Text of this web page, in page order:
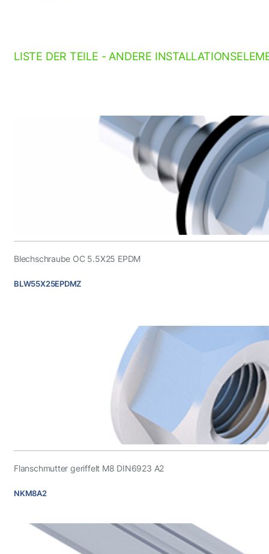
LISTE DER TEILE - ANDERE
Blechschraube OC 5.5X25 EPDM
BLW55X25EPDMZ
Flanschmutter geriffelt M8 DIN6923 A2
NKM8A2